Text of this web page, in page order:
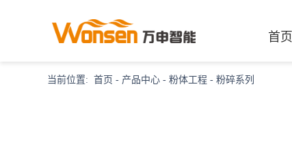
首页
当前位置: 首页 - 产品中心 - 粉体工程 - 粉碎系列